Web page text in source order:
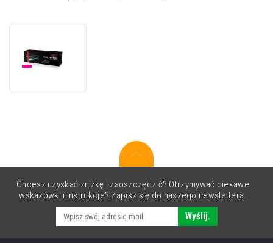
dla
Chcesz uzyskać zniżkę i zaoszczędzić? Otrzymywać ciekawe
wskazówki i instrukcje? Zapisz się do naszego newslettera.
Wyślij.